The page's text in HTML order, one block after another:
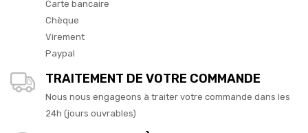
Carte bancaire
Chèque
Virement
Paypal
TRAITEMENT DE VOTRE COMMANDE
Nous nous engageons à traiter votre commande dans les
24h (jours ouvrables)